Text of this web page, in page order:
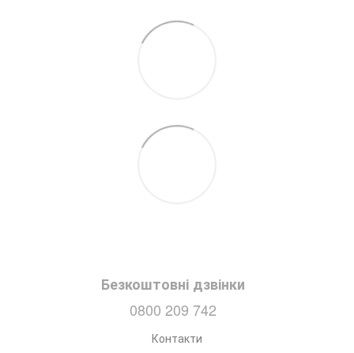
Безкоштовні дзвінки
0800 209 742
Контакти